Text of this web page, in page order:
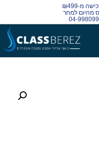
מ-₪499
מהיום למחר